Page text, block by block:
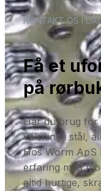
KONTAKT OS I
Få et
på
Har du brug
valsning i stål,
Hos Worm ApS
erfaring med
altid hurtige,